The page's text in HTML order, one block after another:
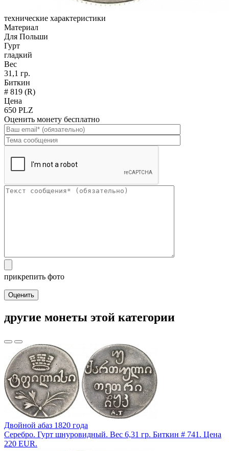
технические характеристики
Материал
Для Польши
Гурт
гладкий
Вес
31,1 гр.
Биткин
# 819 (R)
Цена
650 PLZ
Оценить монету бесплатно
прикрепить фото
Оценить
другие монеты этой категории
Двойной абаз 1820 года
Серебро. Гурт шнуровидный. Вес 6,31 гр. Биткин # 741. Цена
220 EUR.